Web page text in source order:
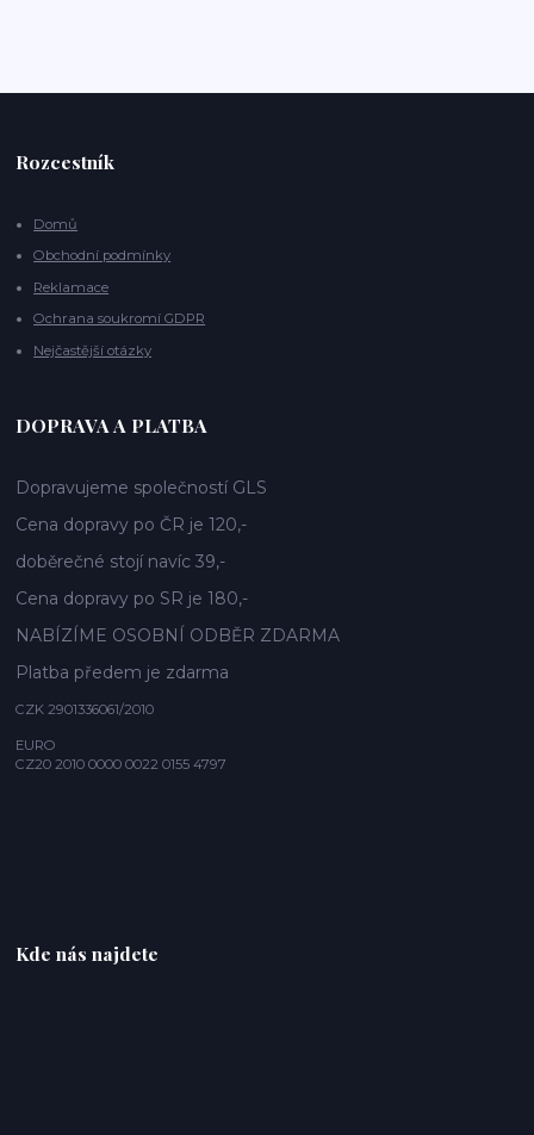
Rozcestník
Domů
Obchodní podmínky
Reklamace
Ochrana soukromí GDPR
Nejčastější otázky
DOPRAVA A PLATBA
Dopravujeme společností GLS
Cena dopravy po ČR je 120,-
doběrečné stojí navíc 39,-
Cena dopravy po SR je 180,-
NABÍZÍME OSOBNÍ ODBĚR ZDARMA
Platba předem je zdarma
CZK 2901336061/2010
EURO
CZ20 2010 0000 0022 0155 4797
Kde nás najdete